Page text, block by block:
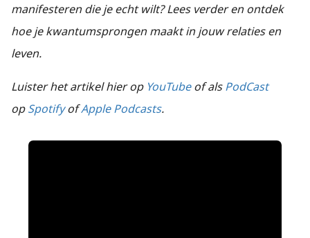
manifesteren die je echt wilt? Lees verder en ontdek
hoe je kwantumsprongen maakt in jouw relaties en
leven.
Luister het artikel hier op YouTubeof alsPodCast
opSpotifyofApple Podcasts.